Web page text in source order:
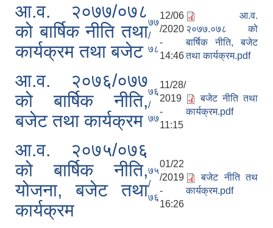
आ.व. २०७७/०७८
को बार्षिक नीति तथा
कार्यक्रम तथा बजेट
७७
/
७८
12/06
/2020
-
14:46
आ.व.
२०७७.०७८ को
बार्षिक नीति, बजेट
तथा कार्यक्रम.pdf
आ.व. २०७६/०७७
को बार्षिक नीति,
बजेट तथा कार्यक्रम
७६
/
७७
11/28/
2019
-
11:15
बजेट नीति तथा
कार्यक्रम.pdf
आ.व. २०७५/०७६
को बार्षिक नीति,
योजना, बजेट तथा
कार्यक्रम
७५
/
७६
01/22
/2019
-
16:26
बजेट नीति तथ
कार्यक्रम.pdf